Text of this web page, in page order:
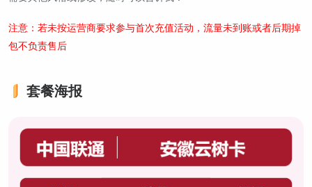
注意：若未按运营商要求参与首次充值活动，流量未到账或者后期掉
包不负责售后
套餐海报